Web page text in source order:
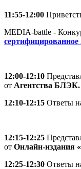
11:55-12:00
MEDIA-battle -
12:00-12:10
от Агентства БЛЭК.
12:10-12:15 Ответы
12:15-12:25
от Онлайн-издания
12:25-12:30 Ответы